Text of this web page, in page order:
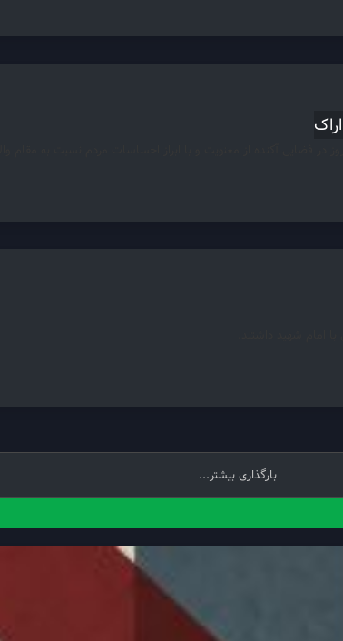
بارگذاری بیشتر...